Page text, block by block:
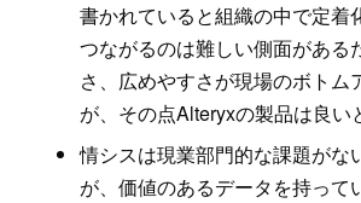
書かれていると組織の中で定着
つながるのは難しい側面がある
さ、広めやすさが現場のボトム
が、その点Alteryxの製品は良い
情シスは現業部門的な課題がな
が、価値のあるデータを持って